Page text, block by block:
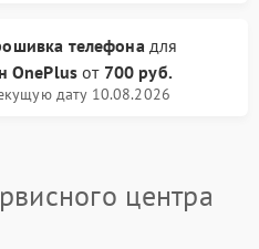
телефона для
OnePlus от 700 руб.
дату 10.08.2026
центра